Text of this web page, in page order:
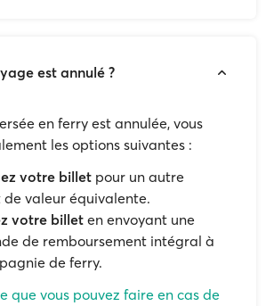
est annulé ?
en ferry est annulée, vous
les options suivantes :
votre billet pour un autre
valeur équivalente.
votre billet en envoyant une
de remboursement intégral à
de ferry.
que vous pouvez faire en cas de